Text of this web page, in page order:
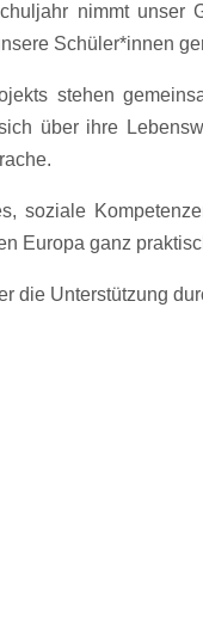
nimmt unser
Schüler*innen
stehen
über ihre
soziale
Europa ganz
die Unterstützung